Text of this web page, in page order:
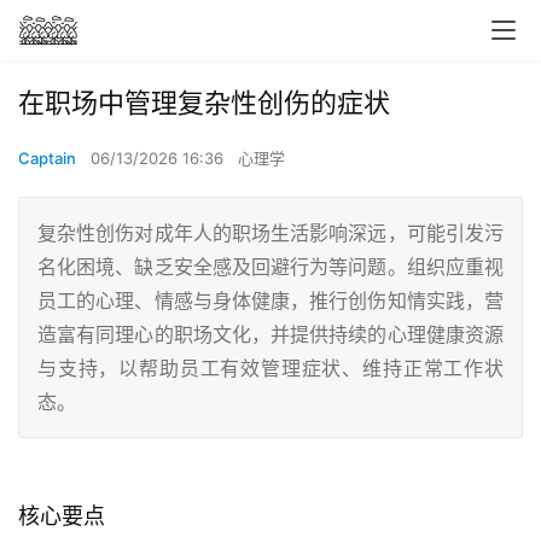
在职场中管理复杂性创伤的症状
Captain 06/13/2026 16:36 心理学
复杂性创伤对成年人的职场生活影响深远，可能引发污
名化困境、缺乏安全感及回避行为等问题。组织应重视
员工的心理、情感与身体健康，推行创伤知情实践，营
造富有同理心的职场文化，并提供持续的心理健康资源
与支持，以帮助员工有效管理症状、维持正常工作状
态。
核心要点